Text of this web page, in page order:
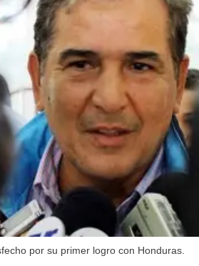
por su primer logro con Honduras.